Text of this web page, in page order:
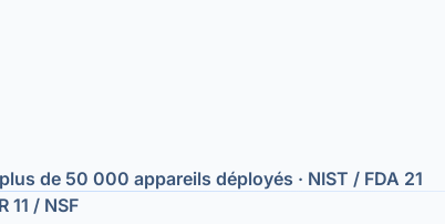
de 50 000 appareils déployés · NIST / FDA 21
11 / NSF